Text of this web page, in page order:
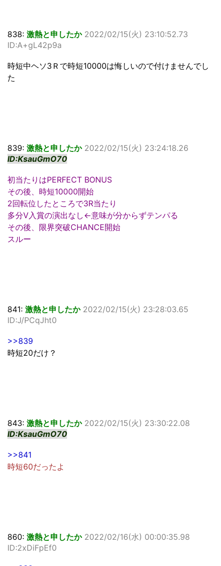
838: 激熱と申したか 2022/02/15(火) 23:10:52.73
ID:A+gL42p9a
時短中ヘソ3Ｒで時短10000は悔しいので付けませんでし
た
839: 激熱と申したか 2022/02/15(火) 23:24:18.26
ID:KsauGmO70
初当たりはPERFECT BONUS
その後、時短10000開始
2回転位したところで3R当たり
多分V入賞の演出なし←意味が分からずテンパる
その後、限界突破CHANCE開始
スルー
841: 激熱と申したか 2022/02/15(火) 23:28:03.65
ID:J/PCqJht0
>>839
時短20だけ？
843: 激熱と申したか 2022/02/15(火) 23:30:22.08
ID:KsauGmO70
>>841
時短60だったよ
860: 激熱と申したか 2022/02/16(水) 00:00:35.98
ID:2xDiFpEf0